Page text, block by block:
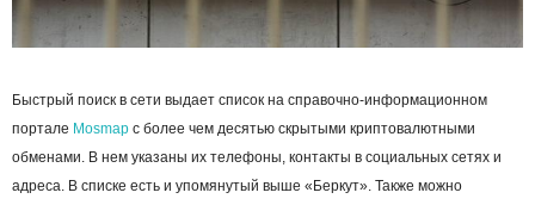
Быстрый поиск в сети выдает список на справочно-информационном
портале Mosmap с более чем десятью скрытыми криптовалютными
обменами. В нем указаны их телефоны, контакты в социальных сетях и
адреса. В списке есть и упомянутый выше «Беркут». Также можно